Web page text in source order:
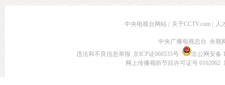
中央电视台网站 关于CCTV.com 人
中央广播电视总台 央视
违法和不良信息举报 京ICP证060535号
京公网安备
网上传播视听节目许可证号 0102002